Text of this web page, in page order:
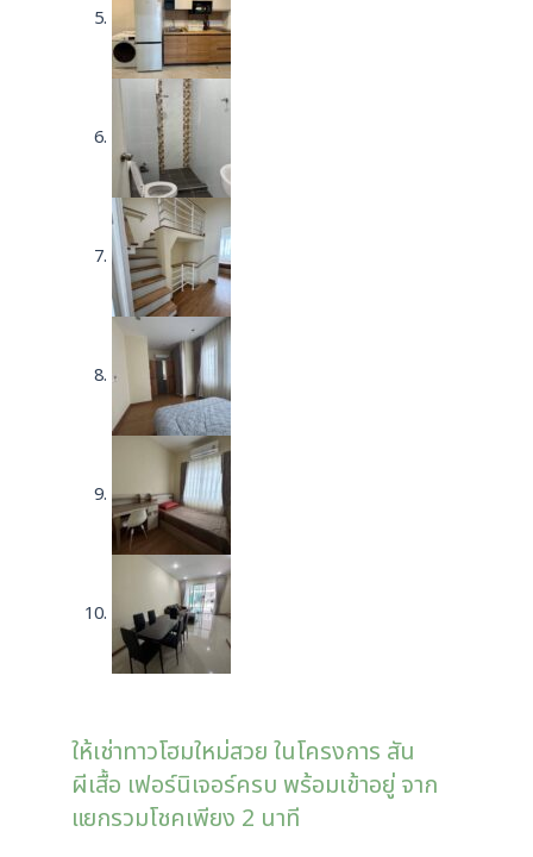
ให้เช่าทาวโฮมใหม่สวย ในโครงการ สัน
ผีเสื้อ เฟอร์นิเจอร์ครบ พร้อมเข้าอยู่ จาก
แยกรวมโชคเพียง 2 นาที